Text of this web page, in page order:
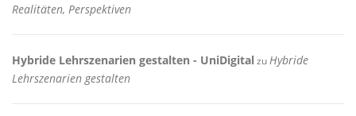
Realitäten, Perspektiven
Hybride Lehrszenarien gestalten - UniDigitalzuHybride
Lehrszenarien gestalten